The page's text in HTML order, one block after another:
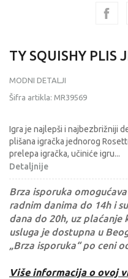
TY SQUISHY PLIS
MODNI DETALJI
Šifra artikla: MR39569
Igra je najlepši i najbezbrižniji
plišana igračka jednorog
prelepa igračka, učiniće igru...
Detaljnije
Brza isporuka
radnim danima do 14h i
dana do 20h, uz
usluga je dostupna u
„Brza isporuka“ po ceni
Više informacija o ovoj